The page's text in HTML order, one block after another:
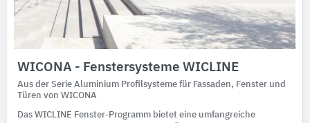
WICONA - Fenstersysteme WICLINE
Aus der Serie Aluminium Profilsysteme für Fassaden, Fenster und
Türen von WICONA
Das WICLINE Fenster-Programm bietet eine umfangreiche